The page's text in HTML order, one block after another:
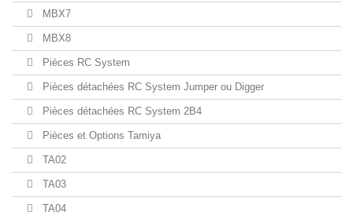
MBX7
MBX8
Pièces RC System
Pièces détachées RC System Jumper ou Digger
Pièces détachées RC System 2B4
Pièces et Options Tamiya
TA02
TA03
TA04